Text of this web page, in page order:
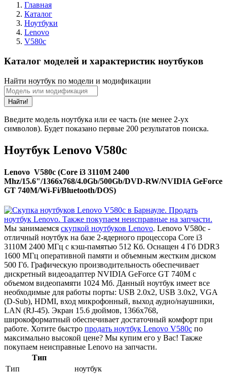
Главная
Каталог
Ноутбуки
Lenovo
V580c
Каталог моделей и характеристик ноутбуков
Найти ноутбук по модели и модификации
Найти!
Введите модель ноутбука или ее часть (не менее 2-ух
символов). Будет показано первые 200 результатов поиска.
Ноутбук Lenovo V580c
Lenovo V580c (Core i3 3110M 2400
Mhz/15.6"/1366x768/4.0Gb/500Gb/DVD-RW/NVIDIA GeForce
GT 740M/Wi-Fi/Bluetooth/DOS)
Мы занимаемся скупкой ноутбуков Lenovo. Lenovo V580c -
отличный ноутбук на базе 2-ядерного процессора Core i3
3110M 2400 МГц с кэш-памятью 512 Кб. Оснащен 4 Гб DDR3
1600 МГц оперативной памяти и объемным жестким диском
500 Гб. Графическую производительность обеспечивает
дискретный видеоадаптер NVIDIA GeForce GT 740M с
объемом видеопамяти 1024 Мб. Данный ноутбук имеет все
необходимые для работы порты: USB 2.0x2, USB 3.0x2, VGA
(D-Sub), HDMI, вход микрофонный, выход аудио/наушники,
LAN (RJ-45). Экран 15.6 дюймов, 1366x768,
широкоформатный обеспечивает достаточный комфорт при
работе. Хотите быстро продать ноутбук Lenovo V580c по
максимально высокой цене? Мы купим его у Вас! Также
покупаем неисправные Lenovo на запчасти.
Тип
Тип
ноутбук